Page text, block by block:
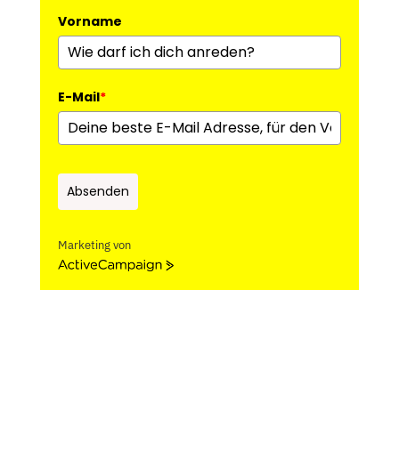
Vorname
E-Mail*
Absenden
Marketing von
ActiveCampaign